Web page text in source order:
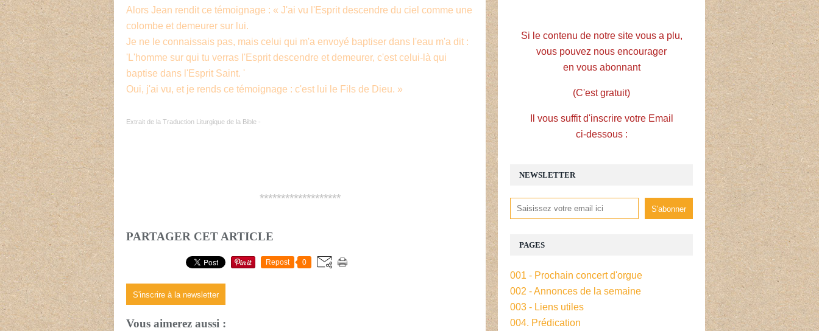
Alors Jean rendit ce témoignage : « J'ai vu l'Esprit descendre du ciel comme une
colombe et demeurer sur lui.
Je ne le connaissais pas, mais celui qui m'a envoyé baptiser dans l'eau m'a dit :
'L'homme sur qui tu verras l'Esprit descendre et demeurer, c'est celui-là qui
baptise dans l'Esprit Saint. '
Oui, j'ai vu, et je rends ce témoignage : c'est lui le Fils de Dieu. »
Extrait de la Traduction Liturgique de la Bible -
*******************
PARTAGER CET ARTICLE
Repost 0
S'inscrire à la newsletter
Vous aimerez aussi :
NEWSLETTER
PAGES
001 - Prochain concert d'orgue
002 - Annonces de la semaine
003 - Liens utiles
004. Prédication
Si le contenu de notre site vous a plu,
vous pouvez nous encourager
en vous abonnant
(C'est gratuit)
Il vous suffit d'inscrire votre Email
ci-dessous :